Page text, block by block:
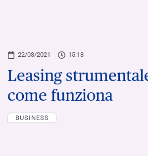
22/03/2021 15:18
Leasing
come funziona
BUSINESS